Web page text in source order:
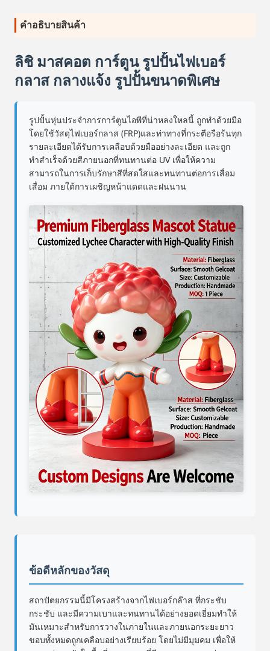
คําอธิบายสินค้า
ลิชิ มาสคอต การ์ตูน รูปปั้นไฟเบอร์
กลาส กลางแจ้ง รูปปั้นขนาดพิเศษ
รูปปั้นหุ่นประจําการการ์ตูนไอพีที่น่าหลงใหลนี้ ถูกทําด้วยมือ
โดยใช้วัสดุไฟเบอร์กลาส (FRP)และท่าทางที่กระตือรือร้นทุก
รายละเอียดได้รับการเคลือบด้วยมืออย่างละเอียด และถูก
ทําสําเร็จด้วยสีภายนอกที่ทนทานต่อ UV เพื่อให้ความ
สามารถในการเก็บรักษาสีที่สดใสและทนทานต่อการเสื่อม
เสื่อม ภายใต้การเผชิญหน้าแดดและฝนนาน
ข้อดีหลักของวัสดุ
สถาปัตยกรรมนี้มีโครงสร้างจากไฟเบอร์กล๊าส ที่กระชับ
กระชับ และมีความเบาและทนทานได้อย่างยอดเยี่ยมทําให้
มันเหมาะสําหรับการวางในภายในและภายนอกระยะยาว
ขอบทั้งหมดถูกเคลือบอย่างเรียบร้อย โดยไม่มีมุมคม เพื่อให้